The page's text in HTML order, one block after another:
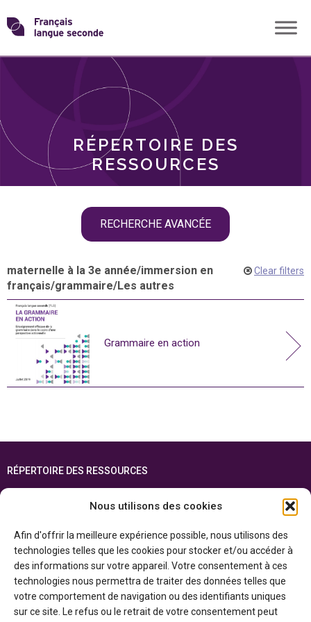
Nous utilisons des cookies
Afin d'offrir la meilleure expérience possible, nous utilisons des
technologies telles que les cookies pour stocker et/ou accéder à
des informations sur votre appareil. Votre consentement à ces
technologies nous permettra de traiter des données telles que
votre comportement de navigation ou des identifiants uniques
sur ce site. Le refus ou le retrait de votre consentement peut
Skip
toTransformons
langue
RÉPERTOIRE DES
RESSOURCES
RECHERCHE AVANCÉE
THÈMES
maternelle à la 3e année/immersion en
français/grammaire/Les autres
Clear filters
Grammaire en action
RÉPERTOIRE DES RESSOURCES
ENGLISH
Cette ressource est réalisée grâce au soutien financier du gouvernement de
l’Ontario et du gouvernement duCanada par l’entremise du ministère du
Patrimoine canadien